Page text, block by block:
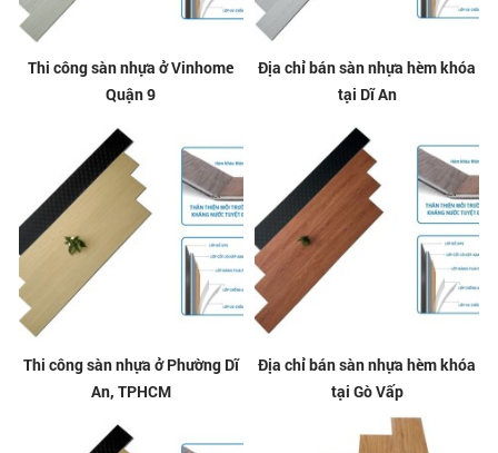
Thi công sàn nhựa ở Vinhome
Quận 9
Địa chỉ bán sàn nhựa hèm khóa
tại Dĩ An
Thi công sàn nhựa ở Phường Dĩ
An, TPHCM
Địa chỉ bán sàn nhựa hèm khóa
tại Gò Vấp